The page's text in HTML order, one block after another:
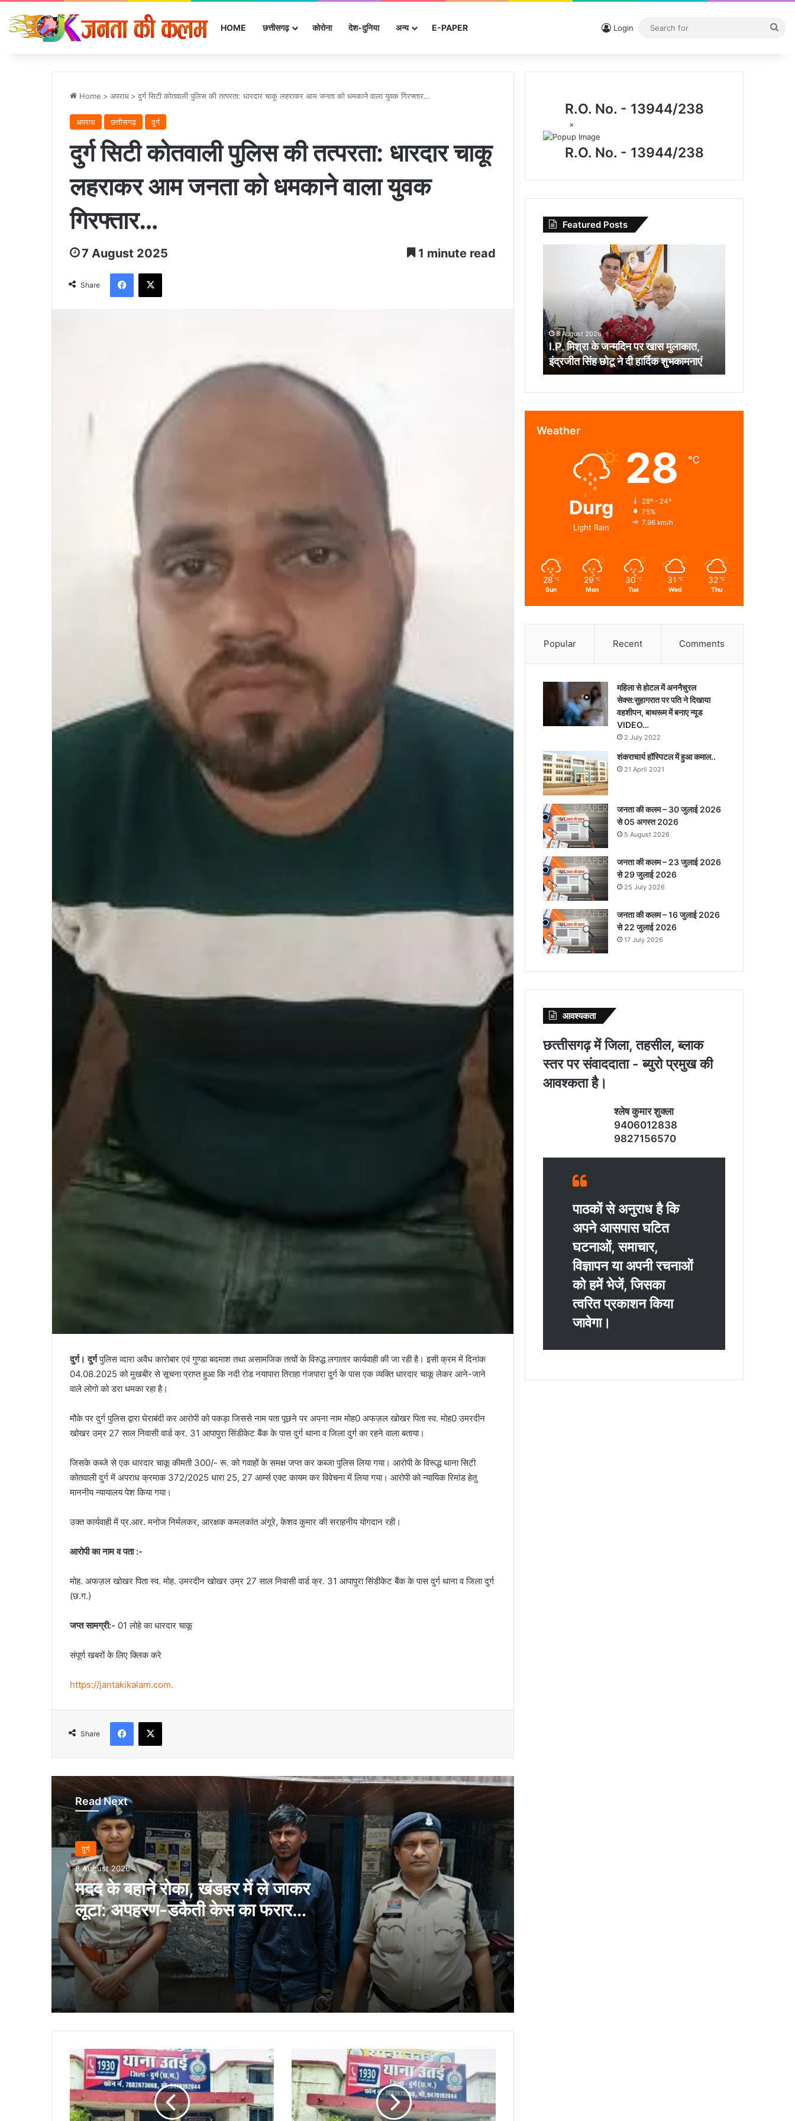
HOME छत्तीसगढ़ कोरोना देश-दुनिया अन्‍य E-PAPER Login
Home > अपराध > दुर्ग सिटी कोतवाली पुलिस की तत्परता: धारदार चाकू लहराकर आम जनता को धमकाने वाला युवक गिरफ्तार…
अपराध छत्तीसगढ़ दुर्ग
दुर्ग सिटी कोतवाली पुलिस की तत्परता: धारदार चाकू
लहराकर आम जनता को धमकाने वाला युवक
गिरफ्तार…
7 August 2025 1 minute read
Share
Facebook
X
दुर्ग। दुर्गपुलिस व्दारा अवैध कारोबार एवं गुण्डा बदमाश तथा असामजिक तत्वों के विरुद्ध लगातार कार्यवाही की जा रही है। इसी क्रम में दिनांक
04.08.2025 को मुखबीर से सूचना प्राप्त हुआ कि नदी रोड नयापारा तिराहा गंजपारा दुर्ग के पास एक व्यक्ति धारदार चाकू लेकर आने-जाने
वाले लोगो को डरा धमका रहा है।
मौके पर दुर्ग पुलिस द्वारा घेराबंदी कर आरोपी को पकड़ा जिससे नाम पता पूछने पर अपना नाम मोह0 अफज़ल खोखर पिता स्व. मोह0 उमरदीन
खोखर उम्र 27 साल निवासी वार्ड क्र. 31 आपापुरा सिंडीकेट बैंक के पास दुर्ग थाना व जिला दुर्ग का रहने वाला बताया।
जिसके कब्जे से एक धारदार चाकू कीमती 300/- रू. को गवाहों के समक्ष जप्त कर कब्जा पुलिस लिया गया। आरोपी के विरूद्ध थाना सिटी
कोतवाली दुर्ग में अपराध क्रमाक 372/2025 धारा 25, 27 आर्म्स एक्ट कायम कर विवेचना में लिया गया। आरोपी को न्यायिक रिमांड हेतु
माननीय न्यायालय पेश किया गया।
उक्त कार्यवाही में प्र.आर. मनोज निर्मलकर, आरक्षक कमलकांत अंगूरे, केशव कुमार की सराहनीय योगदान रही।
आरोपी का नाम व पता :-
मोह. अफज़ल खोखर पिता स्व. मोह. उमरदीन खोखर उम्र 27 साल निवासी वार्ड क्र. 31 आपापुरा सिंडीकेट बैंक के पास दुर्ग थाना व जिला दुर्ग
(छ.ग.)
जप्त सामग्री:- 01 लोहे का धारदार चाकू
संपूर्ण खबरों के लिए क्लिक करे
https://jantakikalam.com.
Share
Facebook
X
Read Next
दुर्ग
8 August 2026
मदद के बहाने रोका, खंडहर में ले जाकर
लूटा: अपहरण-डकैती केस का फरार
आरोपी गिरफ्तार..
उनके सपनों को नई उड़ान देंगी”- विधायक ललित
ऑपरेशन सिपाही रक्षा सूत्र–2026’ के तहत बीएसपी
विद्यालयों के विद्यार्थियों द्वारा निर्मित 2500 राखियाँ
सैनिकों के लिए संग्रहण समूह को ससम्मान समर्पित
दुर्ग में उमड़ा जनसैलाब, समर्थकों ने दी बधाई, पूर्व
गृहमंत्री ताम्रध्वज साहू के जन्मदिन पर हजारों
समर्थक पहुंचे
छत्तीसगढ़ में नई तकनीक व कौशल विकास का नया
अध्याय, 500 करोड़ रुपये से बदलेगी राज्य की
डिजिटल तस्वीर : भाजपा
छावनी जोन के तकनीकी कर्मचारियों के लिए ‘‘विद्युत
सुरक्षा कार्यशाला’’ का आयोजन…
दीक्षारंभ में शिक्षा मंत्री गजेन्द्र यादव ने नवप्रवेशी
“आज का युवा नौकरी माँगने वाला नहीं, नौकरी देने
वाला बने”- विधायक ललित चंद्राकर
दुर्ग
पुलिस
की
ऑपरेशन
विश्वास
अभियान
उतई
पुलिस
को
बड़ी
सफलता:
R.O. No. - 13944/238
×
R.O. No. - 13944/238
Featured Posts
खास
मुलाकात,
इंद्रजीत
सिंह
छोटू
ने
शुभकामनाएं
8 August 2026
I.P. मिश्रा के जन्मदिन पर खास मुलाकात,
इंद्रजीत सिंह छोटू ने दी हार्दिक शुभकामनाएं
Weather
Durg
Light Rain
28 ℃
28º - 24º
75%
7.96 km/h
28 ℃
Sun
29 ℃
Mon
30 ℃
Tue
31 ℃
Wed
32 ℃
Thu
Popular Recent Comments
महिला से होटल में अननैचुरल
सेक्स:सुहागरात पर पति ने दिखाया
वहशीपन, बाथरूम में बनाए न्यूड
VIDEO…
2 July 2022
शंकराचार्य हॉस्पिटल में हुआ कमाल..
21 April 2021
जनता की कलम – 30 जुलाई 2026
से 05 अगस्त 2026
5 August 2026
जनता की कलम – 23 जुलाई 2026
से 29 जुलाई 2026
25 July 2026
जनता की कलम – 16 जुलाई 2026
से 22 जुलाई 2026
17 July 2026
आवश्‍यकता
छत्‍तीसगढ़ में जिला, तहसील, ब्‍लाक
स्‍तर पर संवाददाता - ब्‍युरो प्रमुख की
आवश्‍कता है।
श्‍लेष कुमार शुक्‍ला
9406012838
9827156570
पाठकों से अनुराध है कि
अपने आसपास घटित
घटनाओं, समाचार,
विज्ञापन या अपनी रचनाओं
को हमें भेजें, जिसका
त्‍वरित प्रकाशन किया
जावेगा।